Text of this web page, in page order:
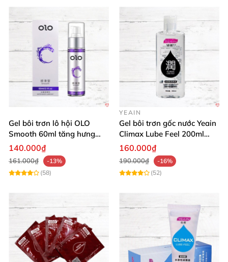
Gel bôi trơn lô hội OLO
Smooth 60ml tăng hưng
phấn, dễ chịu
140.000₫
161.000₫
-13%
(58)
YEAIN
Gel bôi trơn gốc nước Yeain
Climax Lube Feel 200ml
chất lượng
160.000₫
190.000₫
-16%
(52)